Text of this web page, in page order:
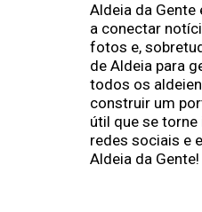
Aldeia da
a conectar
fotos e,
de Aldeia para
todos os
construir um
útil que se
redes sociais e
Aldeia da Gente!